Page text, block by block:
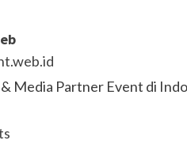
Media Partner Event di